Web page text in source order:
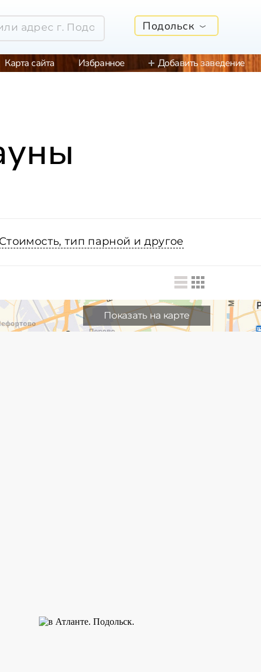
Подольск
Карта сайта Избранное Добавить заведение
Стоимость, тип парной и другое
Показать на карте